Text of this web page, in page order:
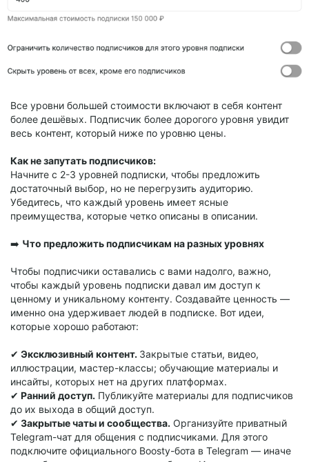
Все уровни большей стоимости включают в себя контент
более дешёвых. Подписчик более дорогого уровня увидит
весь контент, который ниже по уровню цены.
Как не запутать подписчиков:
Начните с 2-3 уровней подписки, чтобы предложить
достаточный выбор, но не перегрузить аудиторию.
Убедитесь, что каждый уровень имеет ясные
преимущества, которые четко описаны в описании.
➡️ Что предложить подписчикам на разных уровнях
Чтобы подписчики оставались с вами надолго, важно,
чтобы каждый уровень подписки давал им доступ к
ценному и уникальному контенту. Создавайте ценность —
именно она удерживает людей в подписке. Вот идеи,
которые хорошо работают:
✔ Эксклюзивный контент. Закрытые статьи, видео,
иллюстрации, мастер-классы; обучающие материалы и
инсайты, которых нет на других платформах.
✔ Ранний доступ. Публикуйте материалы для подписчиков
до их выхода в общий доступ.
✔ Закрытые чаты и сообщества. Организуйте приватный
Telegram-чат для общения с подписчиками. Для этого
подключите официального Boosty-бота в Telegram — иначе